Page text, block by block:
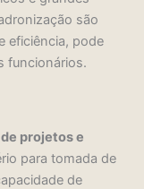
são
e eficiência, pode
funcionários.
projetos e
para tomada de
de